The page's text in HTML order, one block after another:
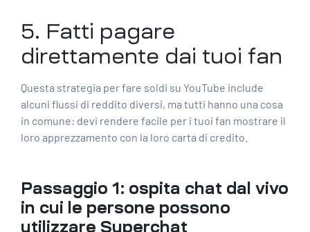
5. Fatti pagare
direttamente dai tuoi fan
Questa strategia per fare soldi su YouTube include
alcuni flussi di reddito diversi, ma tutti hanno una cosa
in comune: devi rendere facile per i tuoi fan mostrare il
loro apprezzamento con la loro carta di credito.
Passaggio 1: ospita chat dal vivo
in cui le persone possono
utilizzare Superchat